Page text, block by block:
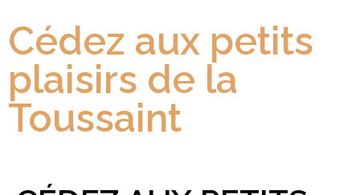
Cédez aux petits
plaisirs de la
Toussaint